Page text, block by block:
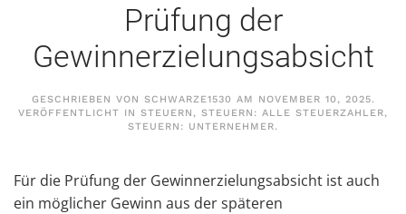
Prüfung der
Gewinnerzielungsabsicht
GESCHRIEBEN VON SCHWARZE1530 AM NOVEMBER 10, 2025.
VERÖFFENTLICHT IN STEUERN , STEUERN: ALLE STEUERZAHLER,
STEUERN: UNTERNEHMER.
Für die Prüfung der Gewinnerzielungsabsicht ist auch
ein möglicher Gewinn aus der späteren